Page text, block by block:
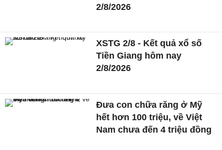
2/8/2026
XSTG 2/8 - Kết quả xổ số
Tiền Giang hôm nay
2/8/2026
Đưa con chữa răng ở Mỹ
hết hơn 100 triệu, về Việt
Nam chưa đến 4 triệu đồng